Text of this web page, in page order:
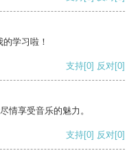
学习啦！
支持[0] 反对[0]
情享受音乐的魅力。
支持[0] 反对[0]